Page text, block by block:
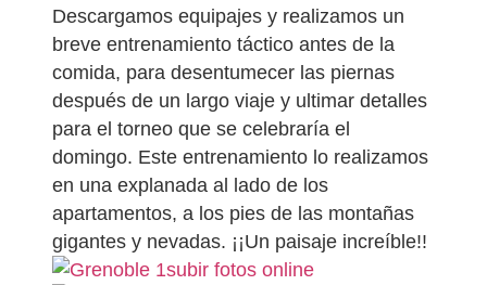
Descargamos equipajes y realizamos un
breve entrenamiento táctico antes de la
comida, para desentumecer las piernas
después de un largo viaje y ultimar detalles
para el torneo que se celebraría el
domingo. Este entrenamiento lo realizamos
en una explanada al lado de los
apartamentos, a los pies de las montañas
gigantes y nevadas. ¡¡Un paisaje increíble!!
subir fotos online